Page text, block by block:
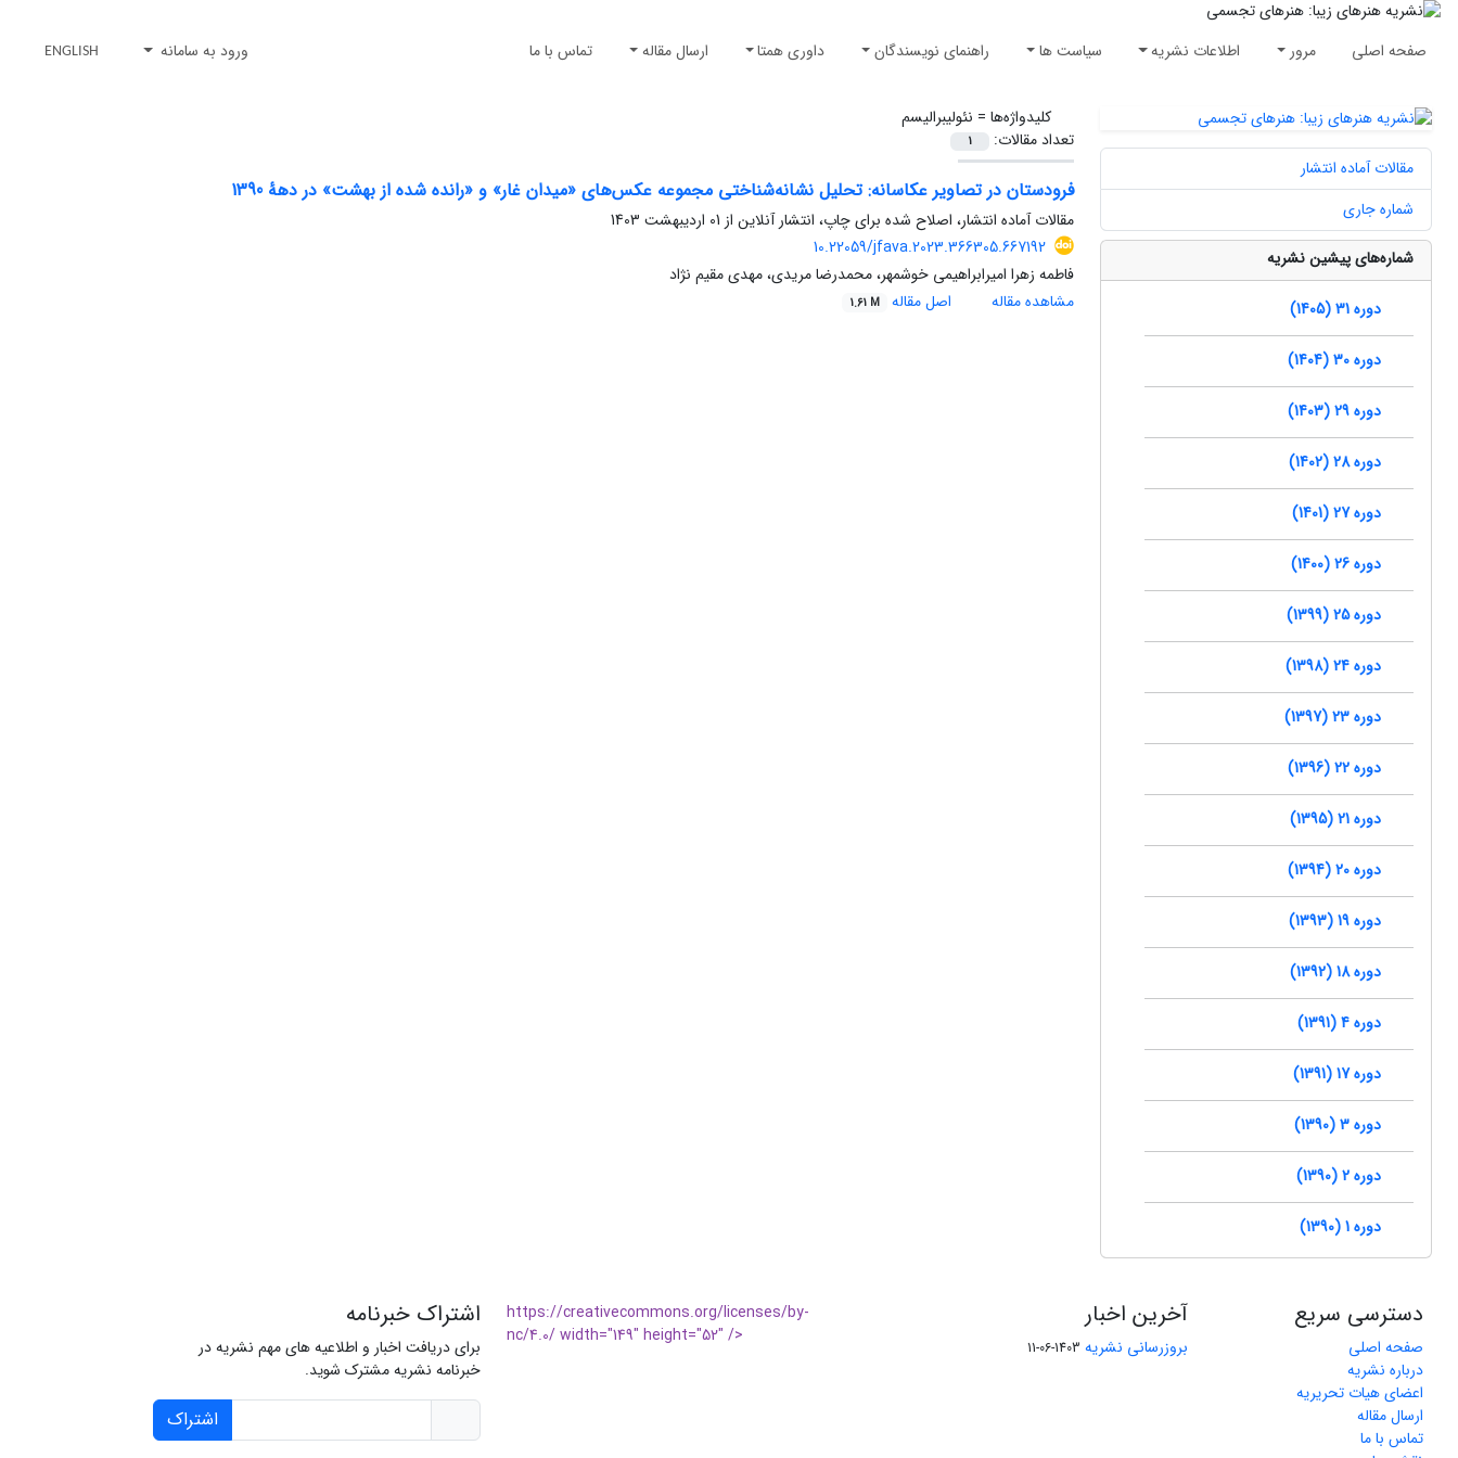
صفحه اصلی مرور اطلاعات نشریه سیاست ها راهنمای نویسندگان داوری همتا ارسال مقاله تماس با ما ورود به سامانه ENGLISH
کلیدواژه‌ها = نئولیبرالیسم
تعداد مقالات:
1
فرودستان در تصاویر عکاسانه: تحلیل نشانه‌شناختی مجموعه‌ عکس‌های «میدان غار» و «رانده شده از بهشت» در دهۀ 1390
مقالات آماده انتشار، اصلاح شده برای چاپ، انتشار آنلاین از 01 اردیبهشت 1403
10.22059/jfava.2023.366305.667192
فاطمه زهرا امیرابراهیمی خوشمهر، محمدرضا مریدی، مهدی مقیم نژاد
مشاهده مقاله
اصل مقاله 1.61 M
مقالات آماده انتشار
شماره جاری
شماره‌های پیشین نشریه
دوره 31 (1405)
دوره 30 (1404)
دوره 29 (1403)
دوره 28 (1402)
دوره 27 (1401)
دوره 26 (1400)
دوره 25 (1399)
دوره 24 (1398)
دوره 23 (1397)
دوره 22 (1396)
دوره 21 (1395)
دوره 20 (1394)
دوره 19 (1393)
دوره 18 (1392)
دوره 4 (1391)
دوره 17 (1391)
دوره 3 (1390)
دوره 2 (1390)
دوره 1 (1390)
دسترسی سریع
صفحه اصلی
درباره نشریه
اعضای هیات تحریریه
ارسال مقاله
تماس با ما
آخرین اخبار
بروزرسانی نشریه 1403-06-11
https://creativecommons.org/licenses/by-
nc/4.0/ width="149" height="52" />
اشتراک خبرنامه
برای دریافت اخبار و اطلاعیه های مهم نشریه در
خبرنامه نشریه مشترک شوید.
اشتراک